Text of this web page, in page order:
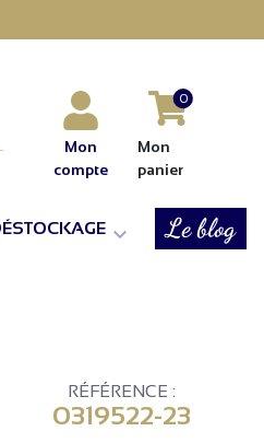
Mon
compte
0
Mon
panier
 Le blog
RÉFÉRENCE :
0319522-23